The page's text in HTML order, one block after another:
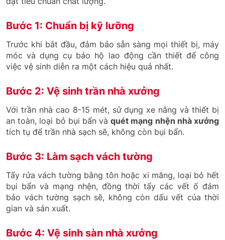
Bước 1: Chuẩn bị kỹ lưỡng
Trước khi bắt đầu, đảm bảo sẵn sàng mọi thiết bị, máy
móc và dụng cụ bảo hộ lao động cần thiết để công
việc vệ sinh diễn ra một cách hiệu quả nhất.
Bước 2: Vệ sinh trần nhà xưởng
Với trần nhà cao 8-15 mét, sử dụng xe nâng và thiết bị
an toàn, loại bỏ bụi bẩn vàquét mạng nhện nhà xưởng
tích tụ để trần nhà sạch sẽ, không còn bụi bẩn.
Bước 3: Làm sạch vách tường
Tẩy rửa vách tường bằng tôn hoặc xi măng, loại bỏ hết
bụi bẩn và mạng nhện, đồng thời tẩy các vết ố đảm
bảo vách tường sạch sẽ, không còn dấu vết của thời
gian và sản xuất.
Bước 4: Vệ sinh sàn nhà xưởng